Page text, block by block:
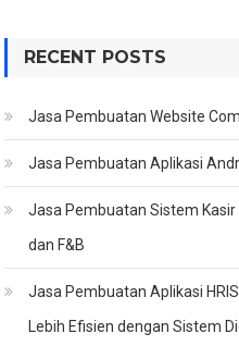
RECENT POSTS
Jasa Pembuatan Website
Jasa Pembuatan Aplikasi
Jasa Pembuatan Sistem Kasir
dan F&B
Jasa Pembuatan Aplikasi
Lebih Efisien dengan Sistem